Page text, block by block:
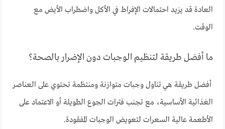
العادة قد يزيد احتمالات الإفراط في الأكل واضطراب الأيض مع
الوقت.
ما أفضل طريقة لتنظيم الوجبات دون الإضرار بالصحة؟
أفضل طريقة هي تناول وجبات متوازنة ومنتظمة تحتوي على العناصر
الغذائية الأساسية، مع تجنب فترات الجوع الطويلة أو الاعتماد على
الأطعمة عالية السعرات لتعويض الوجبات المفقودة.